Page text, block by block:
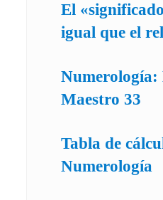
El
igual que el
Numerología:
Maestro 33
Tabla de
Numerología